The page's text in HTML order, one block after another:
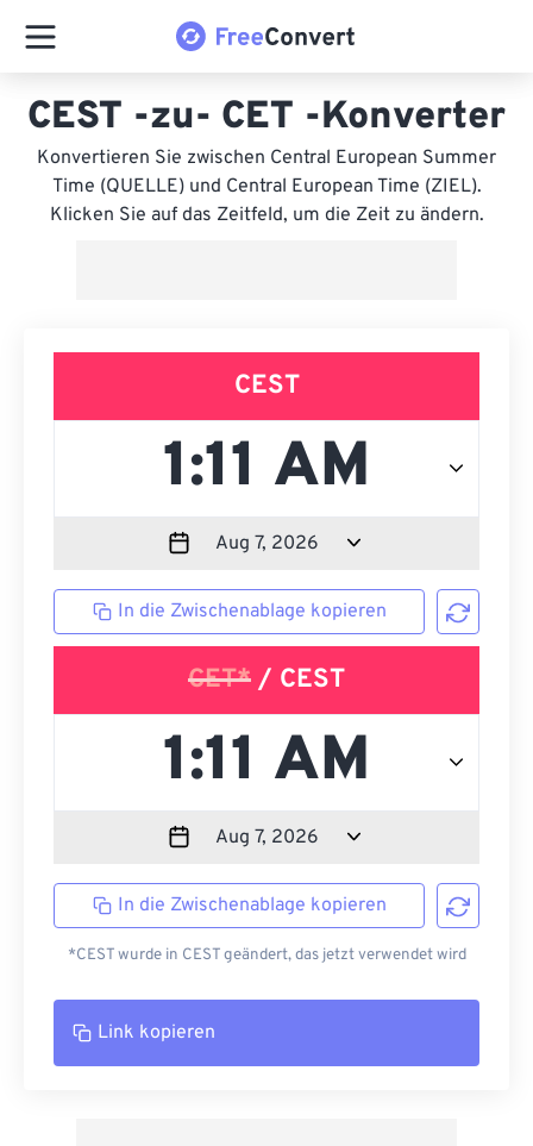
CEST -zu- CET -Konverter
Konvertieren Sie zwischen Central European Summer
Time (QUELLE) und Central European Time (ZIEL).
Klicken Sie auf das Zeitfeld, um die Zeit zu ändern.
CEST
In die Zwischenablage kopieren
CET* / CEST
In die Zwischenablage kopieren
*CEST wurde in CEST geändert, das jetzt verwendet wird
Link kopieren